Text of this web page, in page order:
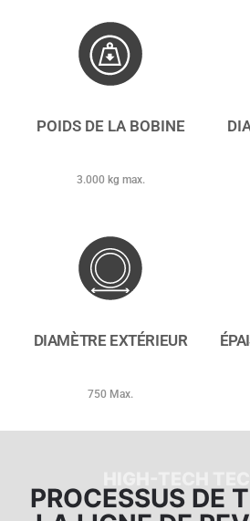
POIDS DE LA BOBINE
3.000 kg max.
DIAMÈTRE EXTÉRIEUR
750 Max.
PROCESSUS DE